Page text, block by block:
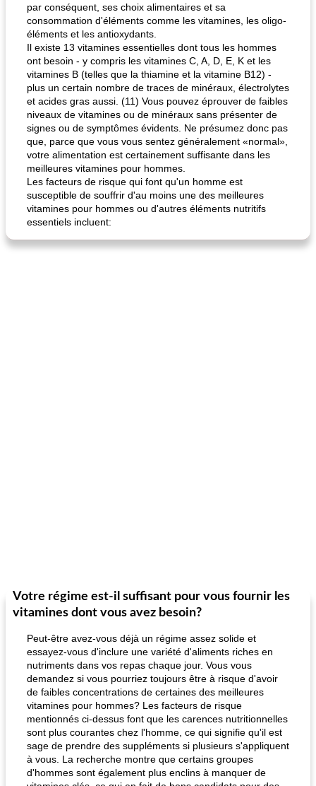
par conséquent, ses choix alimentaires et sa
consommation d'éléments comme les vitamines, les oligo-
éléments et les antioxydants.
Il existe 13 vitamines essentielles dont tous les hommes
ont besoin - y compris les vitamines C, A, D, E, K et les
vitamines B (telles que la thiamine et la vitamine B12) -
plus un certain nombre de traces de minéraux, électrolytes
et acides gras aussi. (11) Vous pouvez éprouver de faibles
niveaux de vitamines ou de minéraux sans présenter de
signes ou de symptômes évidents. Ne présumez donc pas
que, parce que vous vous sentez généralement «normal»,
votre alimentation est certainement suffisante dans les
meilleures vitamines pour hommes.
Les facteurs de risque qui font qu'un homme est
susceptible de souffrir d'au moins une des meilleures
vitamines pour hommes ou d'autres éléments nutritifs
essentiels incluent:
Votre régime est-il suffisant pour vous fournir les
vitamines dont vous avez besoin?
Peut-être avez-vous déjà un régime assez solide et
essayez-vous d'inclure une variété d'aliments riches en
nutriments dans vos repas chaque jour. Vous vous
demandez si vous pourriez toujours être à risque d'avoir
de faibles concentrations de certaines des meilleures
vitamines pour hommes? Les facteurs de risque
mentionnés ci-dessus font que les carences nutritionnelles
sont plus courantes chez l'homme, ce qui signifie qu'il est
sage de prendre des suppléments si plusieurs s'appliquent
à vous. La recherche montre que certains groupes
d'hommes sont également plus enclins à manquer de